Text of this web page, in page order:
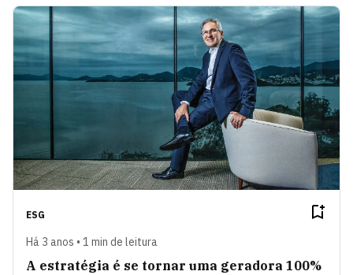
ESG
Há 3 anos • 1 min de leitura
A estratégia é se tornar uma geradora 100%